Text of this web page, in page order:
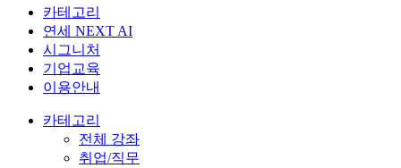
카테고리
연세 NEXT AI
시그니처
기업교육
이용안내
카테고리
전체 강좌
취업/직무